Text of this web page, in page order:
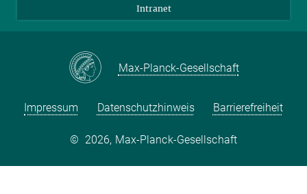
Intranet
Max-Planck-Gesellschaft
Impressum Datenschutzhinweis Barrierefreiheit
© 2026, Max-Planck-Gesellschaft